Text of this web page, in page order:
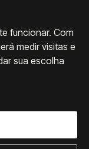
obras e
de Privacidade·
funcionar. Com
medir visitas e
sua escolha